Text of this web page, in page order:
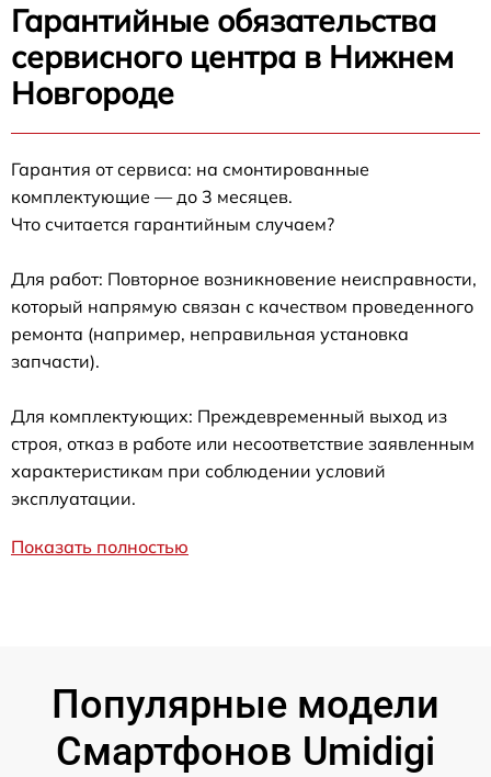
Гарантийные обязательства
сервисного центра в Нижнем
Новгороде
Гарантия от сервиса: на смонтированные
комплектующие — до 3 месяцев.
Что считается гарантийным случаем?
Для работ: Повторное возникновение неисправности,
который напрямую связан с качеством проведенного
ремонта (например, неправильная установка
запчасти).
Для комплектующих: Преждевременный выход из
строя, отказ в работе или несоответствие заявленным
характеристикам при соблюдении условий
эксплуатации.
Показать полностью
Популярные модели
Смартфонов Umidigi